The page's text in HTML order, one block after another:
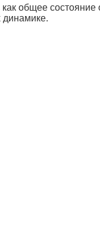
общее состояние
динамике.